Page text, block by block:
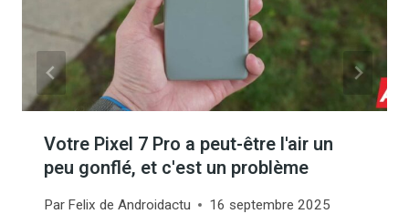
Votre Pixel 7 Pro a peut-être l'air un
peu gonflé, et c'est un problème
Par Felix de Androidactu 16 septembre 2025